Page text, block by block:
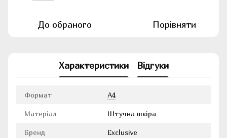
До обраного Порівняти
Характеристики Відгуки
Формат А4
Матеріал Штучна шкіра
Бренд Exclusive